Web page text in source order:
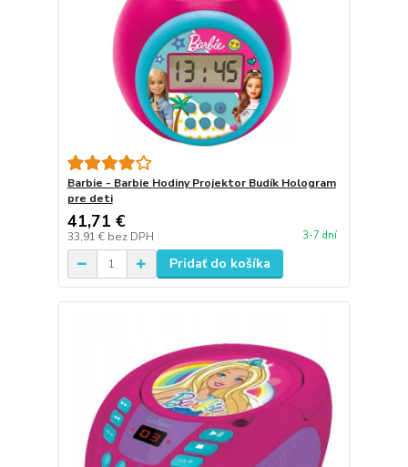
Barbie - Barbie Hodiny Projektor Budík Hologram
pre deti
41,71 €
33,91 € bez DPH 3-7 dní
Pridať do košíka